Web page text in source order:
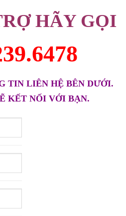
HÃY GỌI
TIN LIÊN HỆ BÊN DƯỚI.
KẾT NỐI VỚI BẠN.